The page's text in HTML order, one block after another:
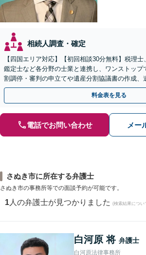
相続人調査・確定
【四国エリア対応】【初回相談30分無料】税理
鑑定士など各分野の士業と連携し、ワンストップ
割調停・審判の申立てや遺産分割協議書の作成、
遺言書など幅広いご相談に対応【オンライン面談
料金表を見る
電話でお問い合わせ メー
さぬき市に所在する弁護士
さぬき市の事務所等での面談予約が可能です。
1 人の弁護士が見つかりました (検索結果につい
白河原 将 弁護士
白河原法律事務所